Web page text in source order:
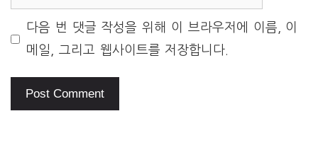
다음 번 댓글 작성을 위해 이 브라우저에 이름, 이
메일, 그리고 웹사이트를 저장합니다.